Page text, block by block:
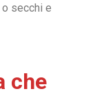
secchi e
che